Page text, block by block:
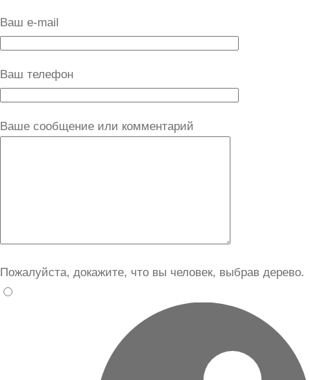
Ваш e-mail
Ваш телефон
Ваше сообщение или комментарий
Пожалуйста, докажите, что вы человек, выбрав дерево.